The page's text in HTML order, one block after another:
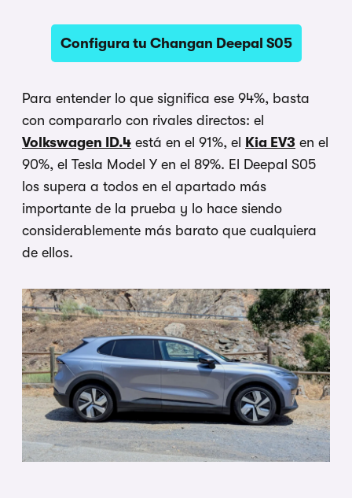
Configura tu Changan Deepal S05
Para entender lo que significa ese 94%, basta
con compararlo con rivales directos: el
Volkswagen ID.4 está en el 91%, el Kia EV3 en el
90%, el Tesla Model Y en el 89%. El Deepal S05
los supera a todos en el apartado más
importante de la prueba y lo hace siendo
considerablemente más barato que cualquiera
de ellos.